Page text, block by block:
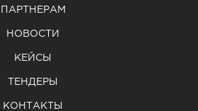
ПАРТНЕРАМ
НОВОСТИ
КЕЙСЫ
ТЕНДЕРЫ
КОНТАКТЫ